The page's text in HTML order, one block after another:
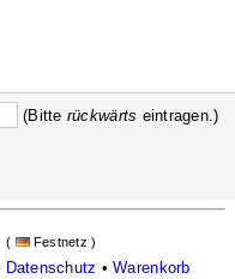
(Bitte rückwärts eintragen.)
( Festnetz )
Datenschutz •Warenkorb